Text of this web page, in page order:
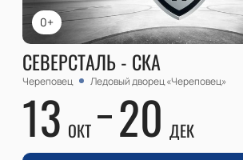
0+
СЕВЕРСТАЛЬ - СКА
Череповец Ледовый дворец «Череповец»
13 ОКТ 20 ДЕК